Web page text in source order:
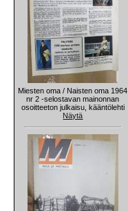
Miesten oma / Naisten oma 1964
nr 2 -selostavan mainonnan
osoitteeton julkaisu, kääntölehti
Näytä